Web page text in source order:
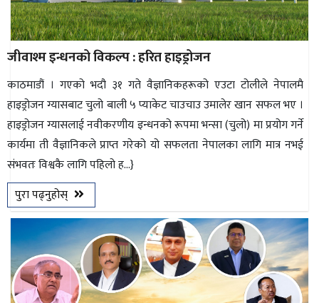
हरित
हाइड्रोजन
इभी
सम्पादकीय
बैंक
पर्यटन
भिडियो
छापा
खोज
प्रोफाइल
जीवाश्म इन्धनको विकल्प : हरित हाइड्रोजन
काठमाडौं । गएको भदौ ३१ गते वैज्ञानिकहरूको एउटा टोलीले नेपालमै
हाइड्रोजन ग्यासबाट चुलो बाली ५ प्याकेट चाउचाउ उमालेर खान सफल भए ।
हाइड्रोजन ग्यासलाई नवीकरणीय इन्धनको रूपमा भन्सा (चुलो) मा प्रयोग गर्ने
कार्यमा ती वैज्ञानिकले प्राप्त गरेको यो सफलता नेपालका लागि मात्र नभई
संभवतः विश्वकै लागि पहिलो ह...}
पुरा पढ्नुहोस्